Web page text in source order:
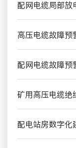
配网电缆局部放
高压电缆故障预
配网电缆故障预
矿用高压电缆绝
配电站房数字化